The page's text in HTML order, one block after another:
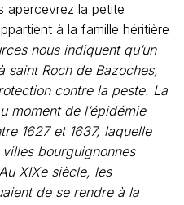
apercevrez la petite
à la famille héritière
nous indiquent qu’un
saint Roch de Bazoches,
contre la peste. La
moment de l’épidémie
1627 et 1637, laquelle
bourguignonnes
XIXe siècle, les
de se rendre à la